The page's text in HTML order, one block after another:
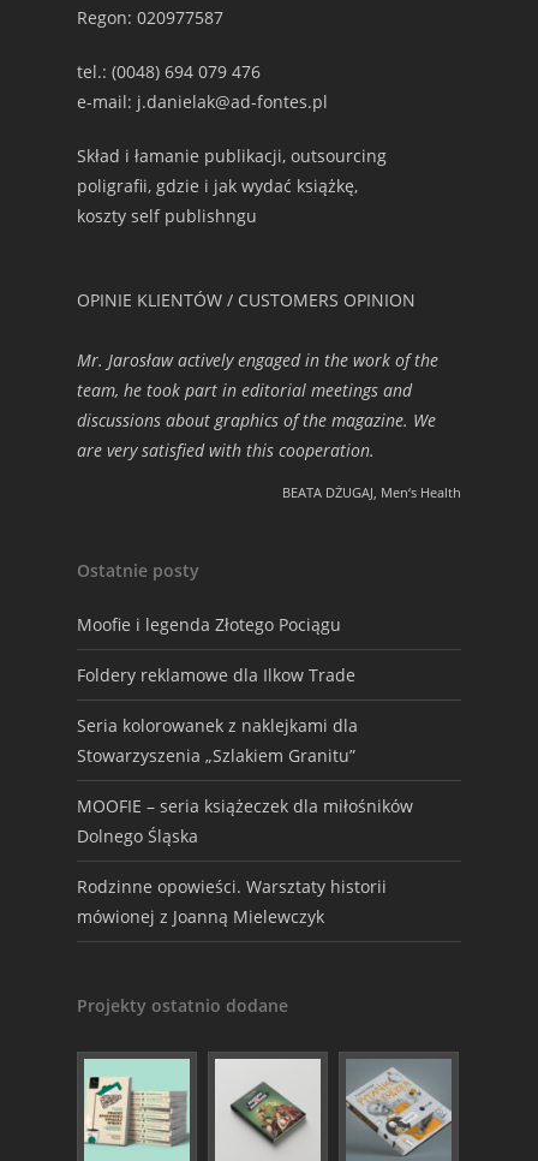
Regon: 020977587
tel.: (0048) 694 079 476
e-mail: j.danielak@ad-fontes.pl
Skład i łamanie publikacji, outsourcing
poligrafii, gdzie i jak wydać książkę,
koszty self publishngu
OPINIE KLIENTÓW / CUSTOMERS OPINION
Mr. Jarosław actively engaged in the work of the
team, he took part in editorial meetings and
discussions about graphics of the magazine. We
are very satisfied with this cooperation.
BEATA DŻUGAJ, Men‘s Health
Ostatnie posty
Moofie i legenda Złotego Pociągu
Foldery reklamowe dla Ilkow Trade
Seria kolorowanek z naklejkami dla
Stowarzyszenia „Szlakiem Granitu”
MOOFIE – seria książeczek dla miłośników
Dolnego Śląska
Rodzinne opowieści. Warsztaty historii
mówionej z Joanną Mielewczyk
Projekty ostatnio dodane